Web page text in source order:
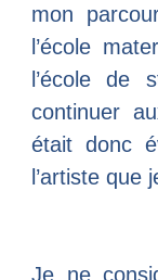
mon
l’école
l’école de
continuer
était donc
l’artiste que
Je ne